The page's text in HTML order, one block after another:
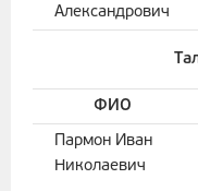
Александрович
ФИО
Пармон Иван
Николаевич